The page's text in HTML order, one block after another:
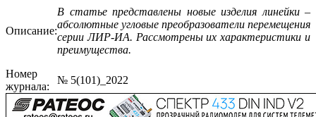
Описание:
В статье представлены новые изделия линейки –
абсолютные угловые преобразователи перемещения
серии ЛИР-ИА. Рассмотрены их характеристики и
преимущества.
Номер
журнала:
№ 5(101)_2022